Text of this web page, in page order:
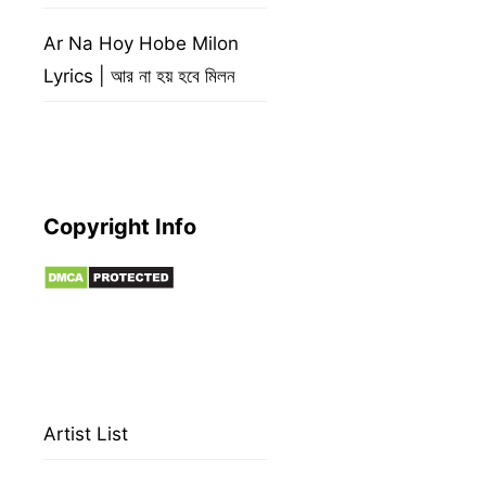
Ar Na Hoy Hobe Milon
Lyrics | আর না হয় হবে মিলন
Copyright Info
Artist List